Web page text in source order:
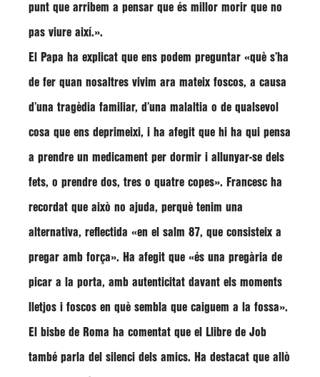
punt que arribem a pensar que és millor morir que no
pas viure així.».
El Papa ha explicat que ens podem preguntar «què s’ha
de fer quan nosaltres vivim ara mateix foscos, a causa
d’una tragèdia familiar, d’una malaltia o de qualsevol
cosa que ens deprimeixi, i ha afegit que hi ha qui pensa
a prendre un medicament per dormir i allunyar-se dels
fets, o prendre dos, tres o quatre copes». Francesc ha
recordat que això no ajuda, perquè tenim una
alternativa, reflectida «en el salm 87, que consisteix a
pregar amb força». Ha afegit que «és una pregària de
picar a la porta, amb autenticitat davant els moments
lletjos i foscos en què sembla que caiguem a la fossa».
El bisbe de Roma ha comentat que el Llibre de Job
també parla del silenci dels amics. Ha destacat que allò